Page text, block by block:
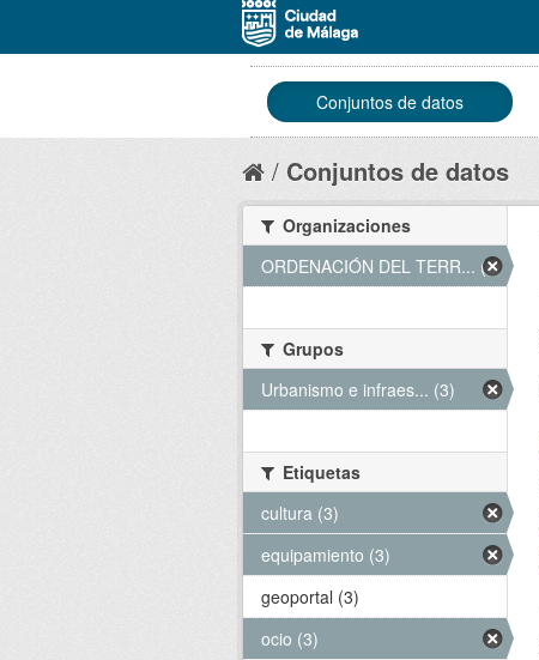
Conjuntos de datos
Conjuntos de datos
Organizaciones
ORDENACIÓN DEL TERR... (3)
Grupos
Urbanismo e infraes... (3)
Etiquetas
cultura (3)
equipamiento (3)
geoportal (3)
ocio (3)